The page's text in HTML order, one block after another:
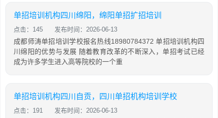
单招培训机构四川绵阳，绵阳单招扩招培训
点击：145 发布时间：2026-06-13
成都师涛单招培训学校报名热线18980784372 单招培训机构四
川绵阳的优势与发展 随着教育改革的不断深入，单招考试已经
成为许多学生进入高等院校的一个重
单招培训机构四川自贡，四川单招机构培训学校
点击：191 发布时间：2026-06-13